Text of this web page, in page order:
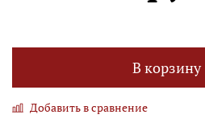
В корзину
Добавить в сравнение